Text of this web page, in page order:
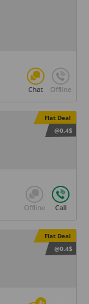
फेस रीडिंग
Flat Deal
@0.4$
Flat Deal
@0.4$
रीडिंग, अंक ज्योतिष, केपी